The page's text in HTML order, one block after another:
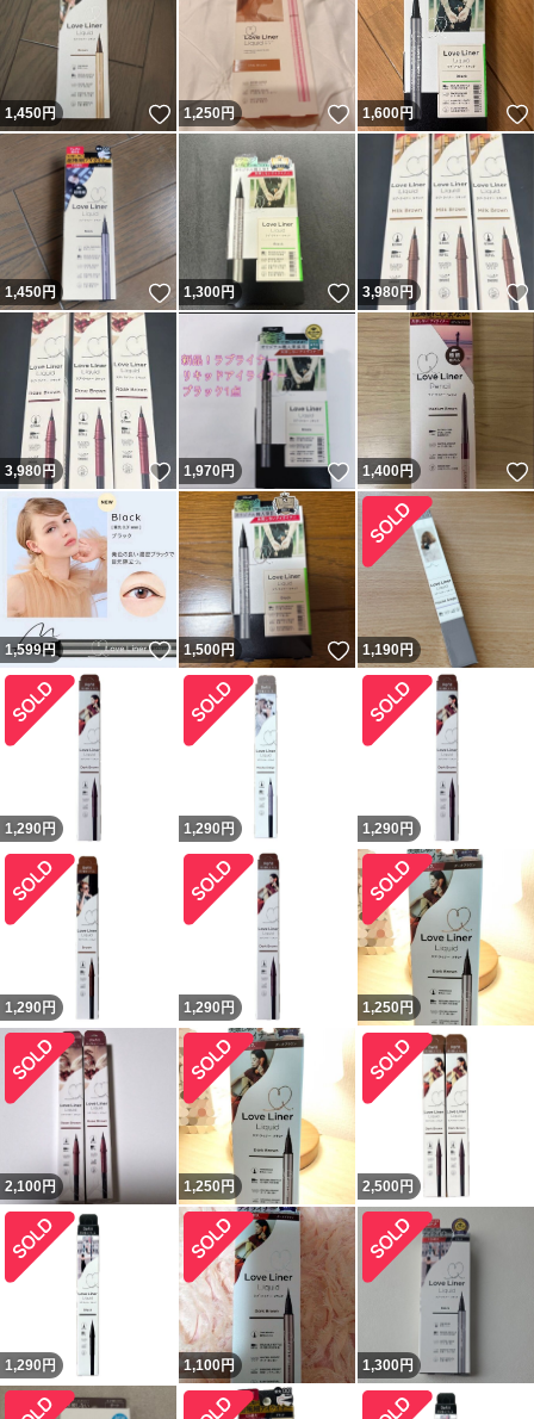
1,450円 いいね！
1,250円 いいね！
1,600円
1,450円 いいね！
1,300円 いいね！
3,980円
3,980円 いいね！
1,970円 いいね！
1,400円
1,599円 いいね！
1,500円 いいね！
1,190 円
1,290 円 1,290 円 1,290 円
1,290 円 1,290 円 1,250 円
2,100円 1,250 円 2,500 円
1,290 円 1,100円 1,300円